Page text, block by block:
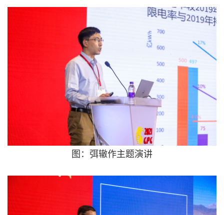
图：弭辙作主题演讲